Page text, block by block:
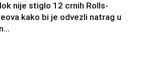
nije stiglo 12 crnih Rolls-
kako bi je odvezli natrag u